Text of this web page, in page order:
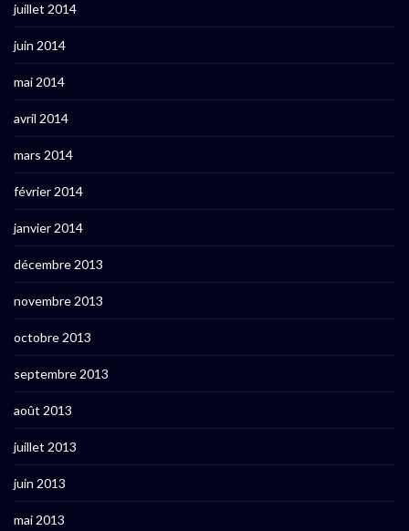
juillet 2014
juin 2014
mai 2014
avril 2014
mars 2014
février 2014
janvier 2014
décembre 2013
novembre 2013
octobre 2013
septembre 2013
août 2013
juillet 2013
juin 2013
mai 2013